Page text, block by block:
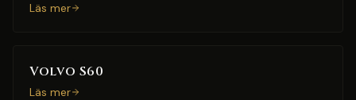
Läs mer
Volvo S60
Läs mer